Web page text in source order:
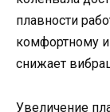
плавности
комфортному
снижает
Увеличение